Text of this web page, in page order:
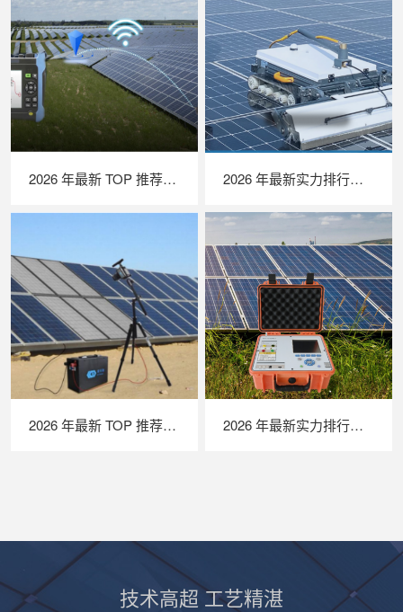
2026 年最新 TOP 推荐｜绝缘接地综合测试仪实力排行，LAILX LXH601 深度测评 2026 年最新实力排行｜光伏清洗机器人 TOP 推荐，LAILX LX‑H403 深度解析
2026 年最新 TOP 推荐｜便携式 EL 检测仪实力排行，LAILX LXG50 深度测评 2026 年最新实力排行｜便携式 IV 测试仪 TOP 推荐，LAILX LX‑PV31 深度解析
技术高超 工艺精湛